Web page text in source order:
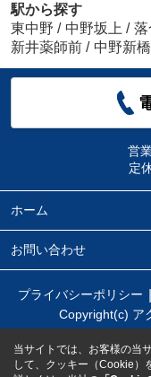
駅から探す
東中野 / 中野坂上 / 落
新井薬師前 / 中野新橋
営
定
ホーム
お問い合わせ
プライバシーポリシー
Copyright(c) ア
当サイトでは、お客様の当
して、クッキー（Cookie）